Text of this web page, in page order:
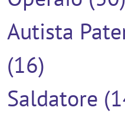
Autista
(16)
Saldatore